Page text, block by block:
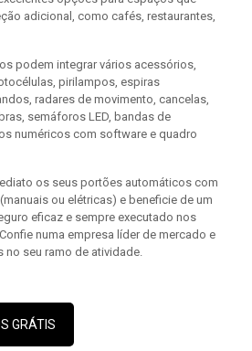
adicional, como cafés, restaurantes,
podem integrar vários acessórios,
pirilampos, espiras
radares de movimento, cancelas,
semáforos LED, bandas de
numéricos com software e quadro
os seus portões automáticos com
ou elétricas) e beneficie de um
eficaz e sempre executado nos
numa empresa líder de mercado e
no seu ramo de atividade.
GRÁTIS